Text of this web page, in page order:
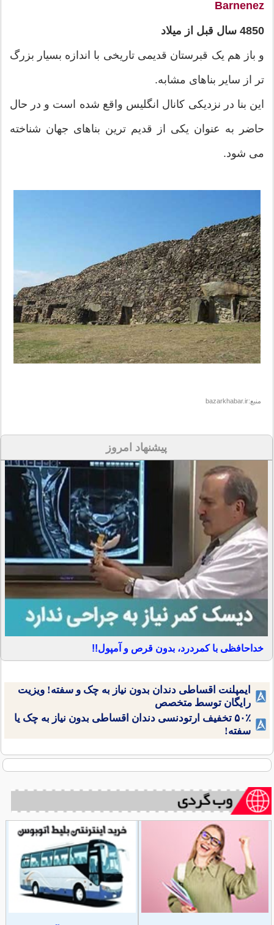
Barnenez
4850 سال قبل از میلاد
و باز هم یک قبرستان قدیمی تاریخی با اندازه بسیار بزرگ
تر از سایر بناهای مشابه.
این بنا در نزدیکی کانال انگلیس واقع شده است و در حال
حاضر به عنوان یکی از قدیم ترین بناهای جهان شناخته
می شود.
منبع:bazarkhabar.ir
پیشنهاد امروز
خداحافظی با کمردرد، بدون قرص و آمپول!!
ایمپلنت اقساطی دندان بدون نیاز به چک و سفته! ویزیت
رایگان توسط متخصص
۵۰٪ تخفیف ارتودنسی دندان اقساطی بدون نیاز به چک یا
سفته!